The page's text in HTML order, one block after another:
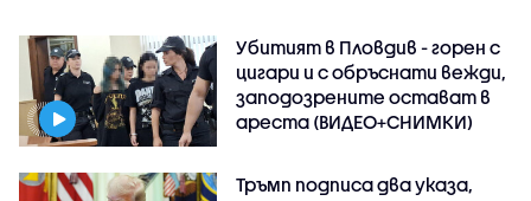
Убитият в Пловдив - горен с
цигари и с обръснати вежди,
заподозрените остават в
ареста (ВИДЕО+СНИМКИ)
Тръмп подписа два указа,